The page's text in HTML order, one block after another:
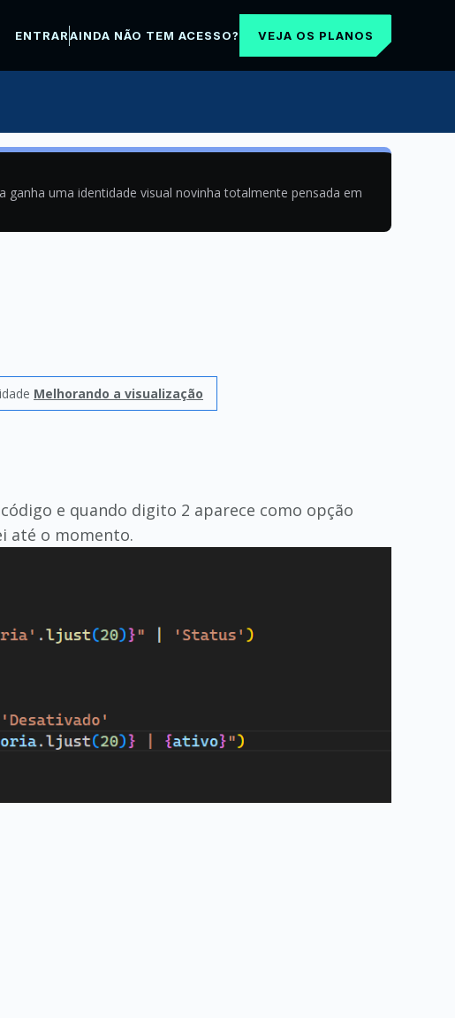
ENTRARAINDA NÃO TEM ACESSO? VEJA OS PLANOS
uma identidade visual novinha totalmente pensada em
Melhorando a visualização
e quando digito 2 aparece como opção
até o momento.